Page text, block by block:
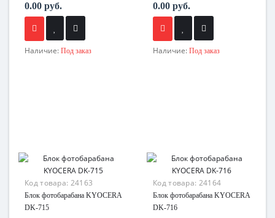
0.00 руб.
Наличие: Под заказ
0.00 руб.
Наличие: Под заказ
Код товара: 24163
Блок фотобарабана KYOCERA
DK-715
Код товара: 24164
Блок фотобарабана KYOCERA
DK-716